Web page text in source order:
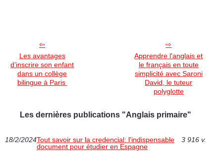
Les avantages
d’inscrire son enfant
dans un collège
bilingue à Paris
Apprendre l'anglais et
le français en toute
simplicité avec Saroni
David, le tuteur
polyglotte
Les dernières publications "Anglais primaire"
18/2/2024Tout savoir sur la credencial: l'indispensable
document pour étudier en Espagne
3 916 v.